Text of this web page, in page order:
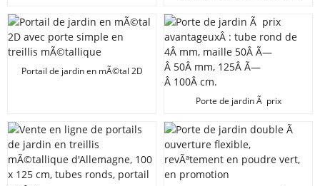
Euro Garden Gartentor
Portail de jardin en mÃ©tal 2D
Porte de jardin Ã prix
4Â mm, maille 50Â Ã—
Â 50Â mm, 125Â Ã—Â 100Â cm.